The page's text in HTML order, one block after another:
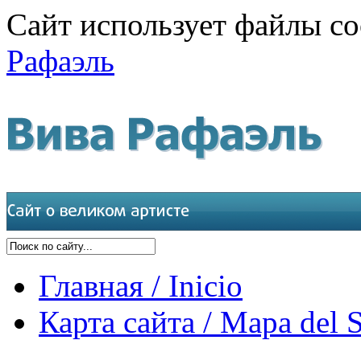
Сайт использует файлы
Рафаэль
Главная / Inicio
Карта сайта / Mapa del